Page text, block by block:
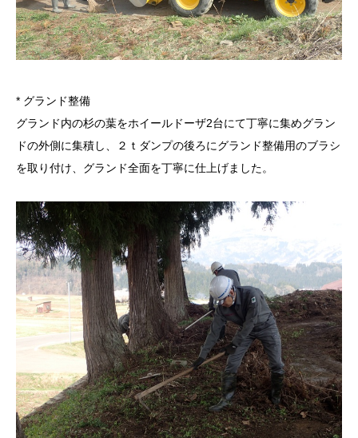
* グランド整備
グランド内の杉の葉をホイールドーザ2台にて丁寧に集めグラン
ドの外側に集積し、２ｔダンプの後ろにグランド整備用のブラシ
を取り付け、グランド全面を丁寧に仕上げました。